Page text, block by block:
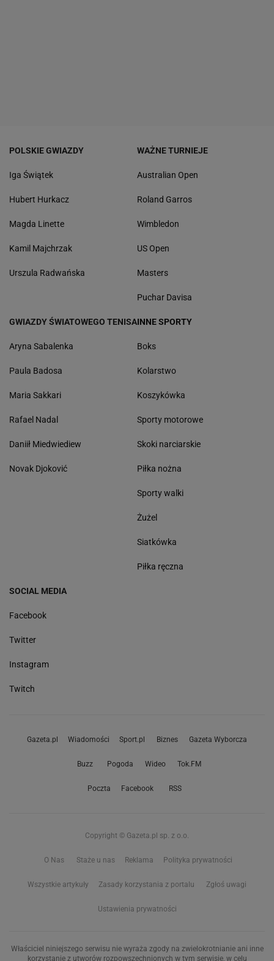
POLSKIE GWIAZDY
Iga Świątek
Hubert Hurkacz
Magda Linette
Kamil Majchrzak
Urszula Radwańska
WAŻNE TURNIEJE
Australian Open
Roland Garros
Wimbledon
US Open
Masters
Puchar Davisa
GWIAZDY ŚWIATOWEGO TENISA
Aryna Sabalenka
Paula Badosa
Maria Sakkari
Rafael Nadal
Daniił Miedwiediew
Novak Djoković
INNE SPORTY
Boks
Kolarstwo
Koszykówka
Sporty motorowe
Skoki narciarskie
Piłka nożna
Sporty walki
Żużel
Siatkówka
Piłka ręczna
SOCIAL MEDIA
Facebook
Twitter
Instagram
Twitch
Gazeta.pl Wiadomości Sport.pl Biznes Gazeta Wyborcza
Buzz Pogoda Wideo Tok.FM
Poczta Facebook RSS
Copyright © Gazeta.pl sp. z o.o.
O Nas Staże u nas Reklama Polityka prywatności
Wszystkie artykuły Zasady korzystania z portalu Zgłoś uwagi
Ustawienia prywatności
Właściciel niniejszego serwisu nie wyraża zgody na zwielokrotnianie ani inne
korzystanie z utworów rozpowszechnionych w tym serwisie, w celu